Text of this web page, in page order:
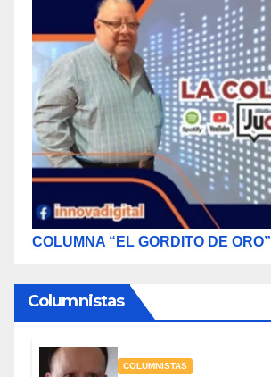
COLUMNA “EL GORDITO DE ORO”
Columnistas
COLUMNISTAS